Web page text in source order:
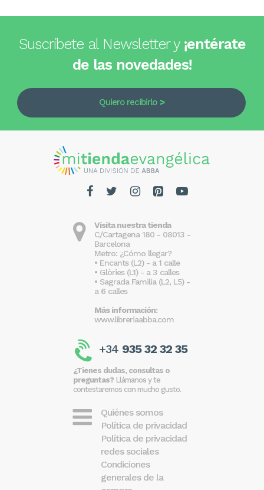
Suscríbete al Newsletter y ¡entérate
de las novedades!
Quiero recibirlo
Visita nuestra tienda
C/Cartagena 180 - 08013 -
Barcelona
Metro: ¿Cómo llegar?
• Encants (L2) - a 1 calle
• Glòries (L1) - a 3 calles
• Sagrada Familia (L2, L5) -
a 6 calles
Más información:
www.libreriaabba.com
+34 935 32 32 35
¿Tienes dudas, consultas o
preguntas? Llámanos y te
contestaremos con mucho gusto.
Quiénes somos
Política de privacidad
Política de privacidad
redes sociales
Condiciones
generales de la